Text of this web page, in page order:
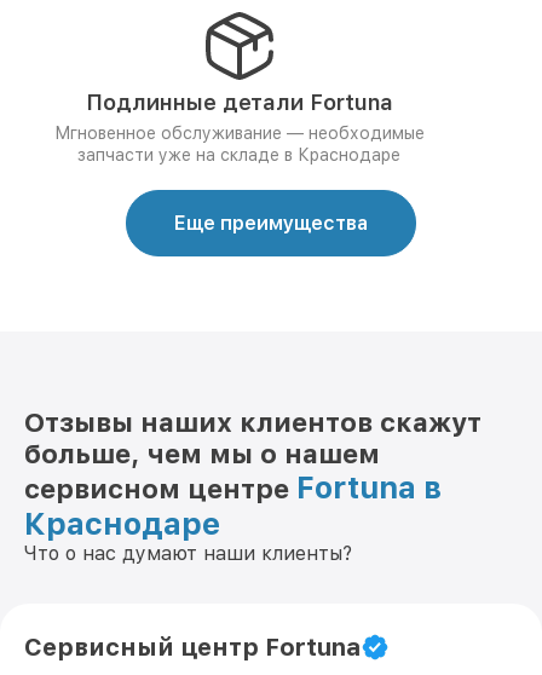
Подлинные детали Fortuna
Мгновенное обслуживание — необходимые
запчасти уже на складе в Краснодаре
Еще преимущества
Отзывы наших клиентов скажут
больше, чем мы о нашем
сервисном центре Fortuna в
Краснодаре
Что о нас думают наши клиенты?
Сервисный центр Fortuna